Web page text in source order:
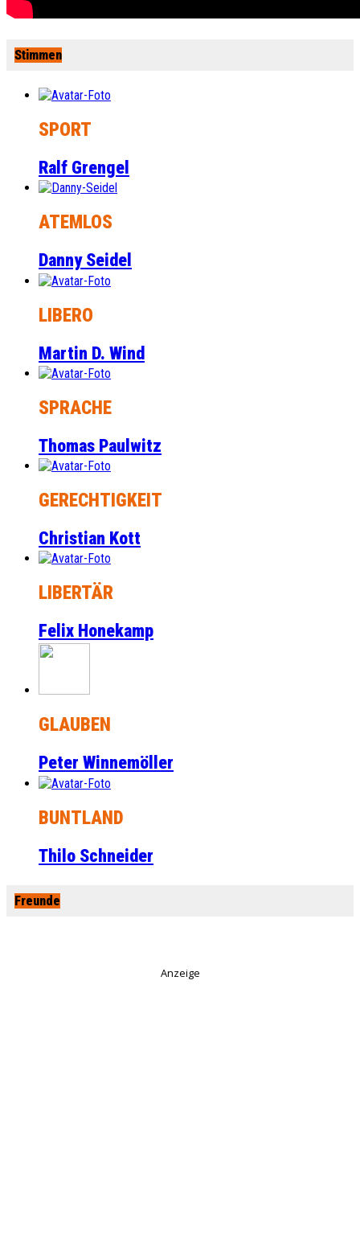
Stimmen
SPORT
Ralf Grengel
ATEMLOS
Danny Seidel
LIBERO
Martin D. Wind
SPRACHE
Thomas Paulwitz
GERECHTIGKEIT
Christian Kott
LIBERTÄR
Felix Honekamp
GLAUBEN
Peter Winnemöller
BUNTLAND
Thilo Schneider
Freunde
Anzeige